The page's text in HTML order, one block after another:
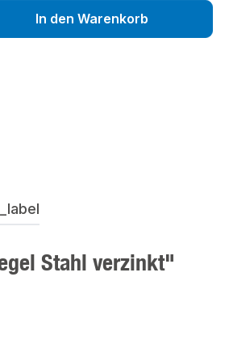
gewünschten Wert
In den Warenkorb
Stahl verzinkt"